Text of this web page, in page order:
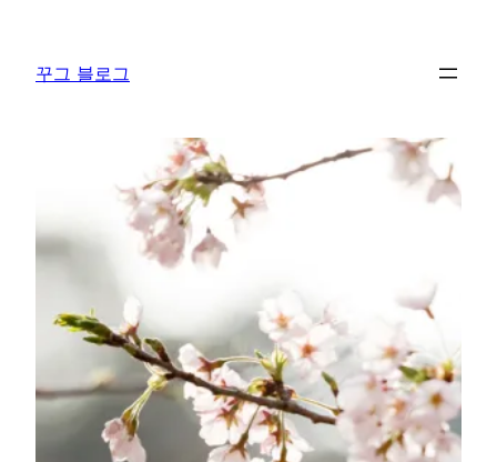
꾸그 블로그